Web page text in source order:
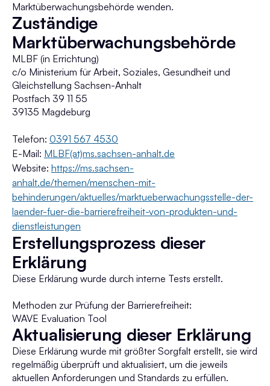
Marktüberwachungsbehörde wenden.
Zuständige
Marktüberwachungs­behörde
MLBF (in Errichtung)
c/o Ministerium für Arbeit, Soziales, Gesundheit und
Gleichstellung Sachsen-Anhalt
Postfach 39 11 55
39135 Magdeburg
Telefon: 0391 567 4530
E-Mail: MLBF(at)ms.sachsen-anhalt.de
Website: https://ms.sachsen-
anhalt.de/themen/menschen-mit-
behinderungen/aktuelles/marktueberwachungsstelle-der-
laender-fuer-die-barrierefreiheit-von-produkten-und-
dienstleistungen
Erstellungsprozess dieser
Erklärung
Diese Erklärung wurde durch interne Tests erstellt.
Methoden zur Prüfung der Barrierefreiheit:
WAVE Evaluation Tool
Aktualisierung dieser Erklärung
Diese Erklärung wurde mit größter Sorgfalt erstellt, sie wird
regelmäßig überprüft und aktualisiert, um die jeweils
aktuellen Anforderungen und Standards zu erfüllen.